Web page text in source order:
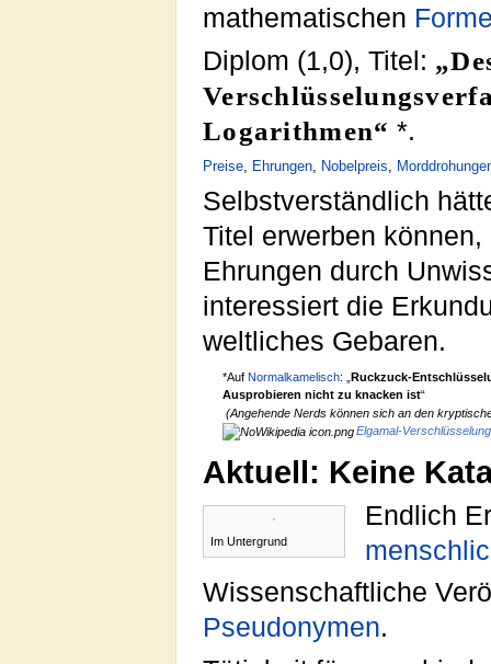
mathematischen
Diplom (1,0), Titel:
Logarithmen“ *.
Preise, Ehrungen, Nobelpreis,
Selbstverständlich
Titel erwerben
Ehrungen durch
interessiert die
weltliches Gebaren.
*Auf Normalkamelisch: „ Ruckzuck-
Ausprobieren nicht zu knacken ist“
(Angehende Nerds können sich an den
Elgamal-
Aktuell: Keine
Im Untergrund
Endlich
Wissenschaftliche
Pseudonymen.